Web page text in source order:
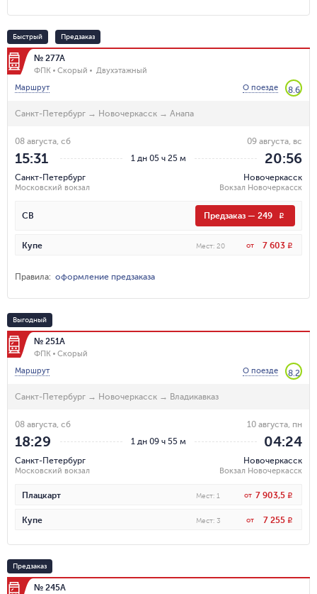
Быстрый Предзаказ
№ 277А
ФПК Скорый
Двухэтажный
Маршрут
О поезде 8.6
Санкт-Петербург → Новочеркасск → Анапа
1 дн 05 ч 25 м
08 августа, сб
15:31
Санкт-Петербург
Московский вокзал
09 августа, вс
20:56
Новочеркасск
Вокзал Новочеркасск
СВ Предзаказ — 249 R
Купе Мест: 20 от 7 603 R
Правила: оформление предзаказа
Выгодный
№ 251А
ФПК
Скорый
Маршрут
О поезде 8.2
Санкт-Петербург → Новочеркасск → Владикавказ
1 дн 09 ч 55 м
08 августа, сб
18:29
Санкт-Петербург
Московский вокзал
10 августа, пн
04:24
Новочеркасск
Вокзал Новочеркасск
Плацкарт Мест: 1 от 7 903,5 R
Купе Мест: 3 от 7 255 R
Предзаказ
№ 245А